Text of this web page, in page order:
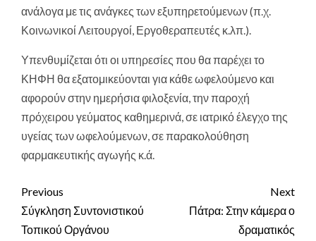
ανάλογα με τις ανάγκες των εξυπηρετούμενων (π.χ.
Κοινωνικοί Λειτουργοί, Εργοθεραπευτές κ.λπ.).
Υπενθυμίζεται ότι οι υπηρεσίες που θα παρέχει το
ΚΗΦΗ θα εξατομικεύονται για κάθε ωφελούμενο και
αφορούν στην ημερήσια φιλοξενία, την παροχή
πρόχειρου γεύματος καθημερινά, σε ιατρικό έλεγχο της
υγείας των ωφελούμενων, σε παρακολούθηση
φαρμακευτικής αγωγής κ.ά.
Continue
Reading
Previous
Σύγκληση Συντονιστικού
Τοπικού Οργάνου
Next
Πάτρα: Στην κάμερα ο
δραματικός